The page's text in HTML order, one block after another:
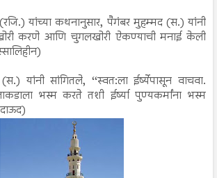
यांच्या कथनानुसार, पैगंबर मुहम्मद (स.) यांनी
करणे आणि चुगलखोरी ऐकण्याची मनाई केली
सांगितले, ‘‘स्वत:ला ईर्ष्येपासून वाचवा.
भस्म करते तशी ईर्ष्या पुण्यकर्मांना भस्म